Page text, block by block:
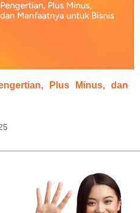
Plus Minus, dan